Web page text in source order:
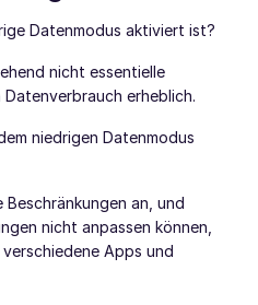
Datenmodus aktiviert ist?
nicht essentielle
erheblich.
niedrigen Datenmodus
an, und
nicht anpassen können,
Apps und